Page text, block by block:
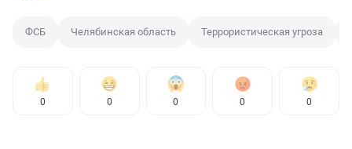
ФСБ Челябинская область Террористическая угроза
0 0 0 0 0